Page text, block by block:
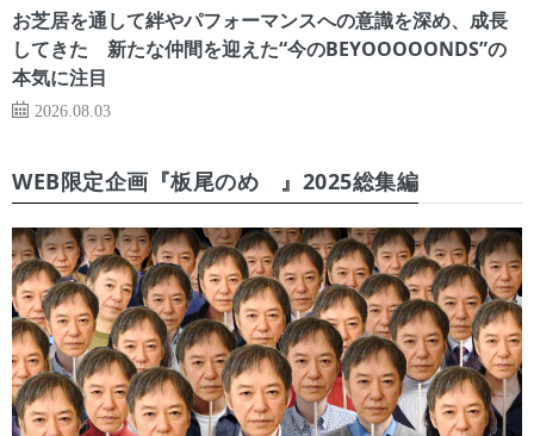
お芝居を通して絆やパフォーマンスへの意識を深め、成長
してきた 新たな仲間を迎えた“今のBEYOOOOONDS”の
本気に注目
2026.08.03
WEB限定企画『板尾のめ゙』2025総集編